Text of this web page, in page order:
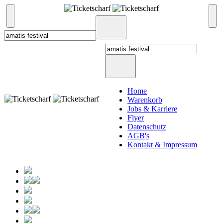
Home
Warenkorb
Jobs & Karriere
Flyer
Datenschutz
AGB's
Kontakt & Impressum